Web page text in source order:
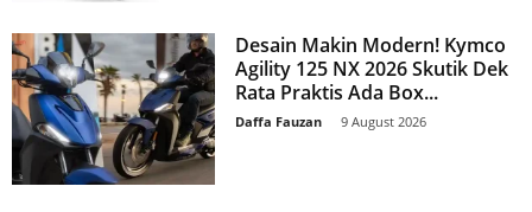
Desain Makin Modern! Kymco
Agility 125 NX 2026 Skutik Dek
Rata Praktis Ada Box...
Daffa Fauzan 9 August 2026